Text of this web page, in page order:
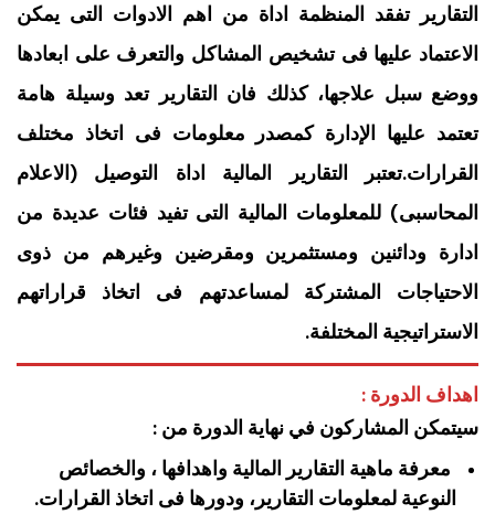
التقارير تفقد المنظمة اداة من اهم الادوات التى يمكن
الاعتماد عليها فى تشخيص المشاكل والتعرف على ابعادها
ووضع سبل علاجها، كذلك فان التقارير تعد وسيلة هامة
تعتمد عليها الإدارة كمصدر معلومات فى اتخاذ مختلف
القرارات.تعتبر التقارير المالية اداة التوصيل (الاعلام
المحاسبى) للمعلومات المالية التى تفيد فئات عديدة من
ادارة ودائنين ومستثمرين ومقرضين وغيرهم من ذوى
الاحتياجات المشتركة لمساعدتهم فى اتخاذ قراراتهم
الاستراتيجية المختلفة.
اهداف الدورة :
سيتمكن المشاركون في نهاية الدورة من :
‏‏معرفة ماهية التقارير المالية واهدافها ، والخصائص
النوعية لمعلومات التقارير، ودورها فى اتخاذ القرارات.